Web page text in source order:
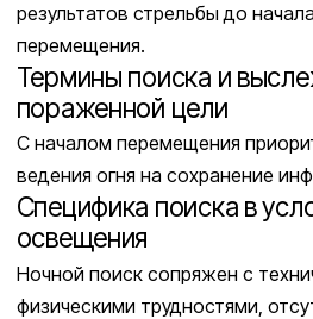
результатов стрельбы до
перемещения.
Термины поиска и
пораженной цели
С началом перемещения
ведения огня на сохранение
Специфика поиска в
освещения
Ночной поиск сопряжен с
физическими трудностями,